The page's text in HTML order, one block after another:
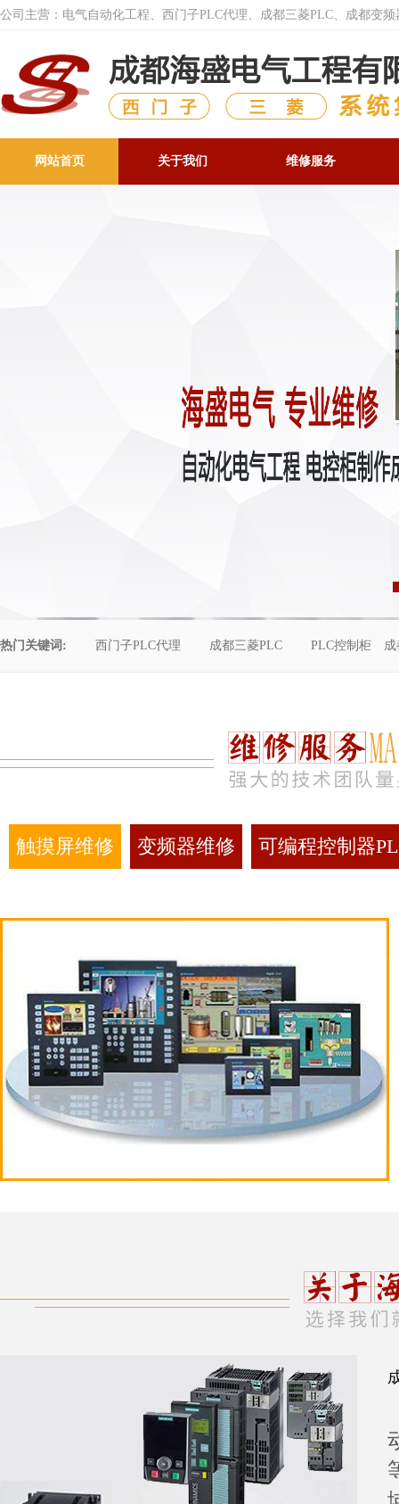
公司主营：电气自动化工程、西门子PLC代理、成都三菱PLC、成都变
网站首页 关于我们 维修服务
热门关键词: 西门子PLC代理 成都三菱PLC PLC控制柜
触摸屏维修 变频器维修 可编程控制器